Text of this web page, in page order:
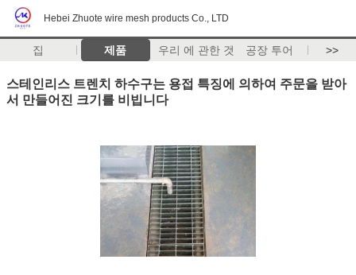
Hebei Zhuote wire mesh products Co., LTD
집 제품 우리 에 관한 것 공장 투어 >>
스테인리스 트렌치 하수구는 용접 특징에 의하여 주문을 받아
서 만들어진 크기를 비빕니다